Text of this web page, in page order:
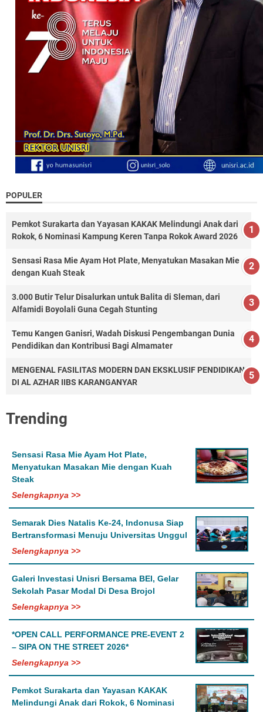
POPULER
Pemkot Surakarta dan Yayasan KAKAK Melindungi Anak dari
Rokok, 6 Nominasi Kampung Keren Tanpa Rokok Award 2026
Sensasi Rasa Mie Ayam Hot Plate, Menyatukan Masakan Mie
dengan Kuah Steak
3.000 Butir Telur Disalurkan untuk Balita di Sleman, dari
Alfamidi Boyolali Guna Cegah Stunting
Temu Kangen Ganisri, Wadah Diskusi Pengembangan Dunia
Pendidikan dan Kontribusi Bagi Almamater
MENGENAL FASILITAS MODERN DAN EKSKLUSIF PENDIDIKAN
DI AL AZHAR IIBS KARANGANYAR
Trending
Sensasi Rasa Mie Ayam Hot Plate,
Menyatukan Masakan Mie dengan Kuah
Steak
Selengkapnya >>
Semarak Dies Natalis Ke-24, Indonusa Siap
Bertransformasi Menuju Universitas Unggul
Selengkapnya >>
Galeri Investasi Unisri Bersama BEI, Gelar
Sekolah Pasar Modal Di Desa Brojol
Selengkapnya >>
*OPEN CALL PERFORMANCE PRE-EVENT 2
– SIPA ON THE STREET 2026*
Selengkapnya >>
Pemkot Surakarta dan Yayasan KAKAK
Melindungi Anak dari Rokok, 6 Nominasi